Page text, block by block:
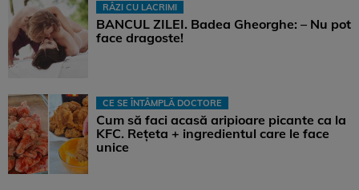
RÂZI CU LACRIMI
BANCUL ZILEI. Badea Gheorghe: – Nu pot
face dragoste!
CE SE ÎNTÂMPLĂ DOCTORE
Cum să faci acasă aripioare picante ca la
KFC. Rețeta + ingredientul care le face
unice